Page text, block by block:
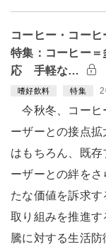
コーヒー・コー
特集：コーヒー
応 手軽な…
嗜好飲料 特集
今秋冬、コーヒ
ーザーとの接点
はもちろん、既
ーザーとの絆を
たな価値を訴求
取り組みを推進
騰に対する生活防